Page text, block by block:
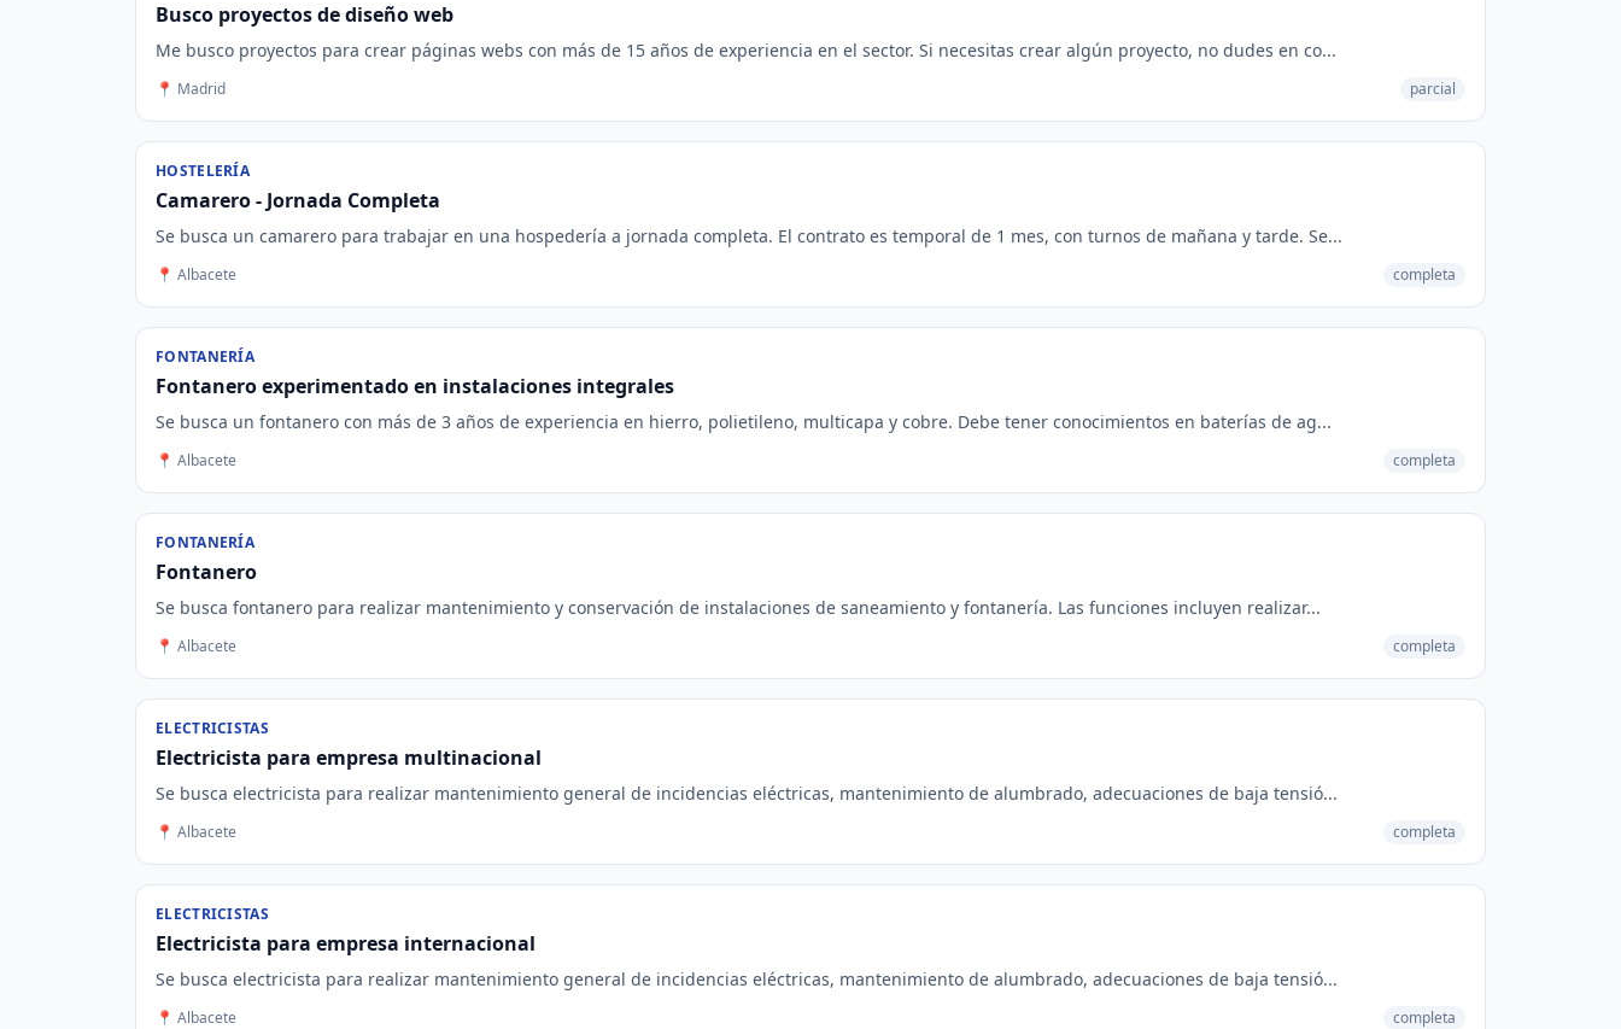
Busco proyectos de diseño web
Me busco proyectos para crear páginas webs con más de 15 años de experiencia en el sector. Si necesitas crear algún proyecto, no dudes en co...
📍 Madrid parcial
HOSTELERÍA
Camarero - Jornada Completa
Se busca un camarero para trabajar en una hospedería a jornada completa. El contrato es temporal de 1 mes, con turnos de mañana y tarde. Se...
📍 Albacete completa
FONTANERÍA
Fontanero experimentado en instalaciones integrales
Se busca un fontanero con más de 3 años de experiencia en hierro, polietileno, multicapa y cobre. Debe tener conocimientos en baterías de ag...
📍 Albacete completa
FONTANERÍA
Fontanero
Se busca fontanero para realizar mantenimiento y conservación de instalaciones de saneamiento y fontanería. Las funciones incluyen realizar...
📍 Albacete completa
ELECTRICISTAS
Electricista para empresa multinacional
Se busca electricista para realizar mantenimiento general de incidencias eléctricas, mantenimiento de alumbrado, adecuaciones de baja tensió...
📍 Albacete completa
ELECTRICISTAS
Electricista para empresa internacional
Se busca electricista para realizar mantenimiento general de incidencias eléctricas, mantenimiento de alumbrado, adecuaciones de baja tensió...
📍 Albacete completa